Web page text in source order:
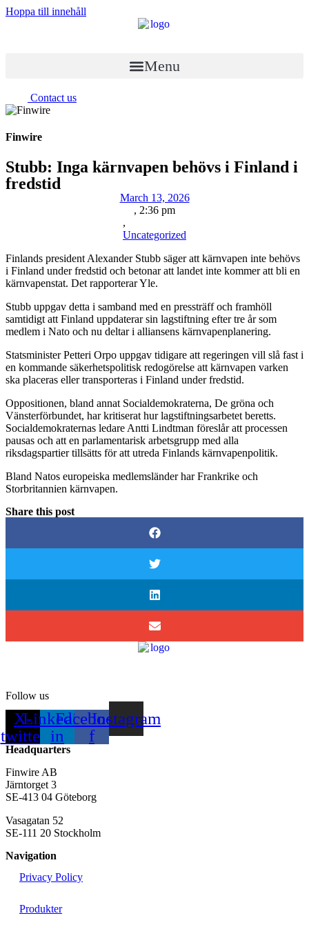
Hoppa till innehåll
Menu
Contact us
Finwire
Stubb: Inga kärnvapen behövs i Finland i
fredstid
March 13, 2026
, 2:36 pm
,
Uncategorized
Finlands president Alexander Stubb säger att kärnvapen inte behövs
i Finland under fredstid och betonar att landet inte kommer att bli en
kärnvapenstat. Det rapporterar Yle.
Stubb uppgav detta i samband med en pressträff och framhöll
samtidigt att Finland uppdaterar sin lagstiftning efter tre år som
medlem i Nato och nu deltar i alliansens kärnvapenplanering.
Statsminister Petteri Orpo uppgav tidigare att regeringen vill slå fast i
en kommande säkerhetspolitisk redogörelse att kärnvapen varken
ska placeras eller transporteras i Finland under fredstid.
Oppositionen, bland annat Socialdemokraterna, De gröna och
Vänsterförbundet, har kritiserat hur lagstiftningsarbetet beretts.
Socialdemokraternas ledare Antti Lindtman föreslår att processen
pausas och att en parlamentarisk arbetsgrupp med alla
riksdagspartier tillsätts för att utreda Finlands kärnvapenpolitik.
Bland Natos europeiska medlemsländer har Frankrike och
Storbritannien kärnvapen.
Share this post
Follow us
X-
twitter
Linkedin-
in
Facebook-
f
Instagram
Headquarters
Finwire AB
Järntorget 3
SE-413 04 Göteborg
Vasagatan 52
SE-111 20 Stockholm
Navigation
Privacy Policy
Produkter